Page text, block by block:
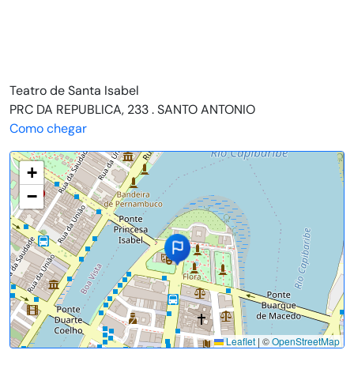
Teatro de Santa Isabel
PRC DA REPUBLICA, 233 . SANTO ANTONIO
Como chegar
+
−
Leaflet | ©OpenStreetMap